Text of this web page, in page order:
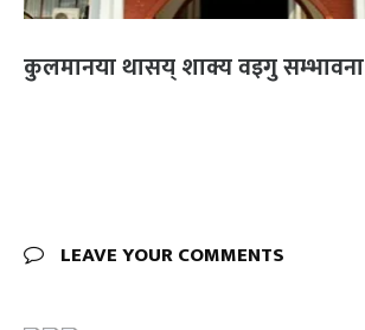
कुलमानया थासय् शाक्य वइगु सम्भावना
LEAVE YOUR COMMENTS